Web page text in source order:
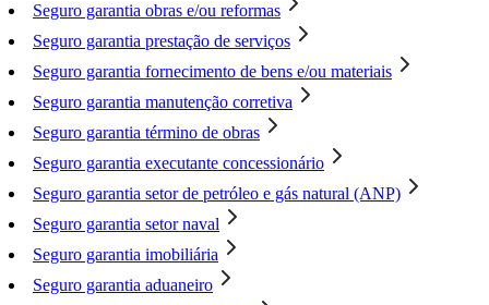
Seguro garantia obras e/ou reformas
Seguro garantia prestação de serviços
Seguro garantia fornecimento de bens e/ou materiais
Seguro garantia manutenção corretiva
Seguro garantia término de obras
Seguro garantia executante concessionário
Seguro garantia setor de petróleo e gás natural (ANP)
Seguro garantia setor naval
Seguro garantia imobiliária
Seguro garantia aduaneiro